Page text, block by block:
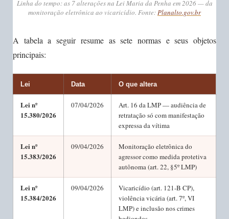
Linha do tempo: as 7 alterações na Lei Maria da Penha em 2026 — da
monitoração eletrônica ao vicaricídio. Fonte:Planalto.gov.br
A tabela a seguir resume as sete normas e seus objetos
principais:
Lei Data O que altera
Lei nº
15.380/2026
07/04/2026
Art. 16 da LMP — audiência de
retratação só com manifestação
expressa da vítima
Lei nº
15.383/2026
09/04/2026
Monitoração eletrônica do
agressor como medida protetiva
autônoma (art. 22, §5º LMP)
Lei nº
15.384/2026
09/04/2026
Vicaricídio (art. 121-B CP),
violência vicária (art. 7º, VI
LMP) e inclusão nos crimes